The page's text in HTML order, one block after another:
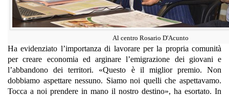
Al centro Rosario D'Acunto
Ha evidenziato l’importanza di lavorare per la propria comunità
per creare economia ed arginare l’emigrazione dei giovani e
l’abbandono dei territori. «Questo è il miglior premio. Non
dobbiamo aspettare nessuno. Siamo noi quelli che aspettavamo.
Tocca a noi prendere in mano il nostro destino», ha esortato. In